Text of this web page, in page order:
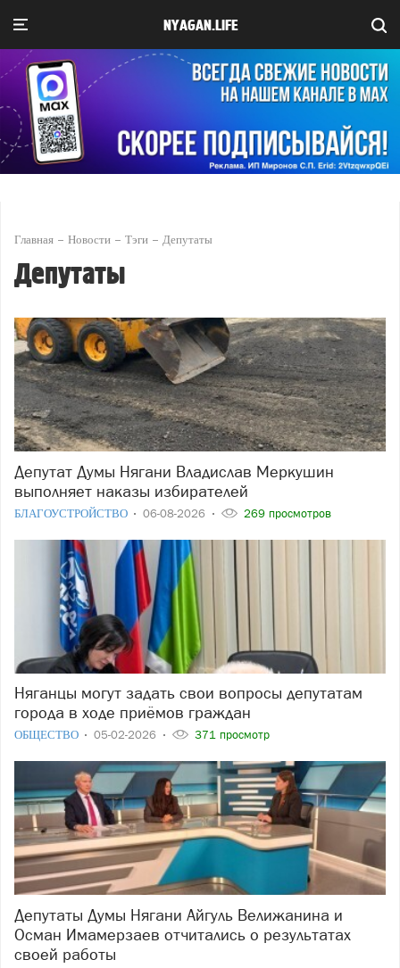
NYAGAN.LIFE
Главная Новости Тэги Депутаты
Депутаты
Депутат Думы Нягани Владислав Меркушин
выполняет наказы избирателей
БЛАГОУСТРОЙСТВО 06-08-2026 269 просмотров
Няганцы могут задать свои вопросы депутатам
города в ходе приёмов граждан
ОБЩЕСТВО 05-02-2026 371 просмотр
Депутаты Думы Нягани Айгуль Велижанина и
Осман Имамерзаев отчитались о результатах
своей работы